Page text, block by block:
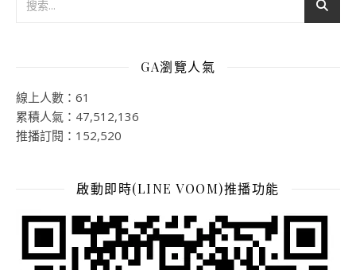
GA瀏覽人氣
線上人數：61
累積人氣：47,512,136
推播訂閱：152,520
啟動即時(LINE VOOM)推播功能